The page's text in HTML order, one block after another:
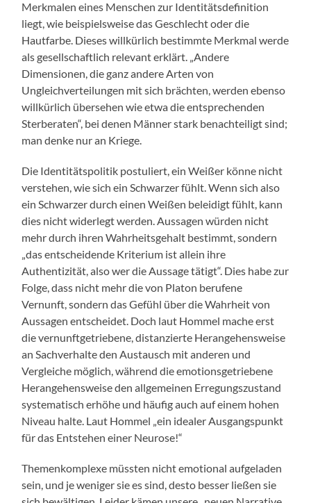
Merkmalen eines Menschen zur Identitätsdefinition
liegt, wie beispielsweise das Geschlecht oder die
Hautfarbe. Dieses willkürlich bestimmte Merkmal werde
als gesellschaftlich relevant erklärt. „Andere
Dimensionen, die ganz andere Arten von
Ungleichverteilungen mit sich brächten, werden ebenso
willkürlich übersehen wie etwa die entsprechenden
Sterberaten“, bei denen Männer stark benachteiligt sind;
man denke nur an Kriege.
Die Identitätspolitik postuliert, ein Weißer könne nicht
verstehen, wie sich ein Schwarzer fühlt. Wenn sich also
ein Schwarzer durch einen Weißen beleidigt fühlt, kann
dies nicht widerlegt werden. Aussagen würden nicht
mehr durch ihren Wahrheitsgehalt bestimmt, sondern
„das entscheidende Kriterium ist allein ihre
Authentizität, also wer die Aussage tätigt“. Dies habe zur
Folge, dass nicht mehr die von Platon berufene
Vernunft, sondern das Gefühl über die Wahrheit von
Aussagen entscheidet. Doch laut Hommel mache erst
die vernunftgetriebene, distanzierte Herangehensweise
an Sachverhalte den Austausch mit anderen und
Vergleiche möglich, während die emotionsgetriebene
Herangehensweise den allgemeinen Erregungszustand
systematisch erhöhe und häufig auch auf einem hohen
Niveau halte. Laut Hommel „ein idealer Ausgangspunkt
für das Entstehen einer Neurose!“
Themenkomplexe müssten nicht emotional aufgeladen
sein, und je weniger sie es sind, desto besser ließen sie